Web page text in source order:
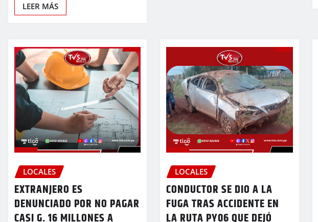
LEER MÁS
LOCALES
EXTRANJERO ES
DENUNCIADO POR NO PAGAR
LOCALES
CONDUCTOR SE DIO A LA
FUGA TRAS ACCIDENTE EN